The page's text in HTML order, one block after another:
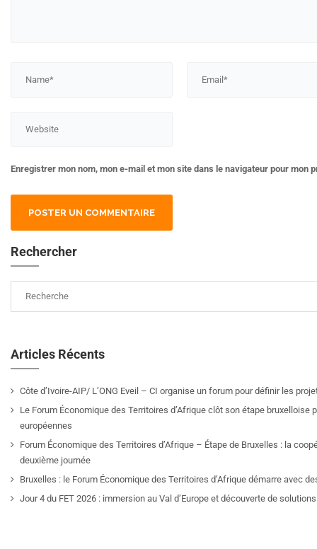
Enregistrer mon nom, mon e-mail et mon site dans le navigateur pour mon
Rechercher
Articles Récents
Côte d’Ivoire-AIP/ L’ONG Eveil – CI organise un forum pour définir les
Le Forum Économique des Territoires d’Afrique clôt son étape
européennes
Forum Économique des Territoires d’Afrique – Étape de Bruxelles : la
deuxième journée
Bruxelles : le Forum Économique des Territoires d’Afrique démarre avec
Jour 4 du FET 2026 : immersion au Val d’Europe et découverte de